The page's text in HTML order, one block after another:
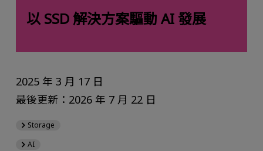
以 SSD 解決方案驅動 AI 發展
2025 年 3 月 17 日
最後更新：2026 年 7 月 22 日
Storage
AI